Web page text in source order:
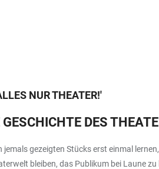
NUR THEATER!'
DES
gezeigten Stücks erst einmal
bleiben, das Publikum bei Laune